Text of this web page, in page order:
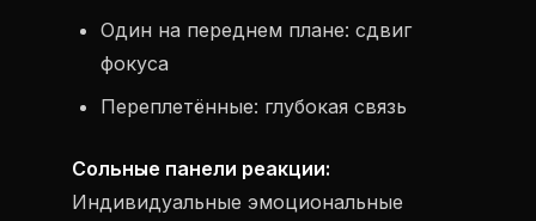
Один на переднем плане: сдвиг
фокуса
Переплетённые: глубокая связь
Сольные панели реакции:
Индивидуальные эмоциональные